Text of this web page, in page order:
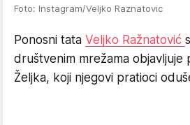
Foto: Instagram/Veljko Raznatovic
Ponosni tata Veljko Ražnatović
društvenim mrežama objavljuje
Željka, koji njegovi pratioci